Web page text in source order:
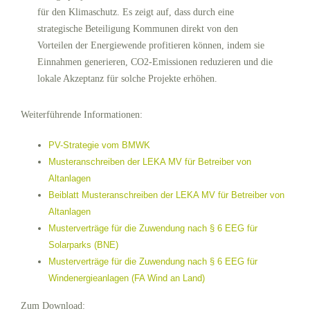
für den Klimaschutz. Es zeigt auf, dass durch eine
strategische Beteiligung Kommunen direkt von den
Vorteilen der Energiewende profitieren können, indem sie
Einnahmen generieren, CO2-Emissionen reduzieren und die
lokale Akzeptanz für solche Projekte erhöhen.
Weiterführende Informationen:
PV-Strategie vom BMWK
Musteranschreiben der LEKA MV für Betreiber von
Altanlagen
Beiblatt Musteranschreiben der LEKA MV für Betreiber von
Altanlagen
Musterverträge für die Zuwendung nach § 6 EEG für
Solarparks (BNE)
Musterverträge für die Zuwendung nach § 6 EEG für
Windenergieanlagen (FA Wind an Land)
Zum Download: